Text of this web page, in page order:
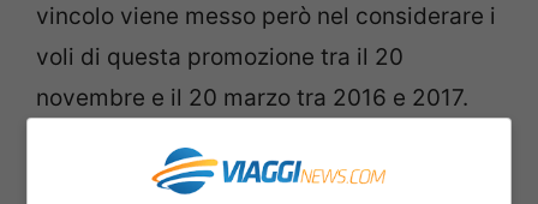
vincolo viene messo però nel considerare i
voli di questa promozione tra il 20
novembre e il 20 marzo tra 2016 e 2017.
a quella della Ryan Air che di sicuro offre